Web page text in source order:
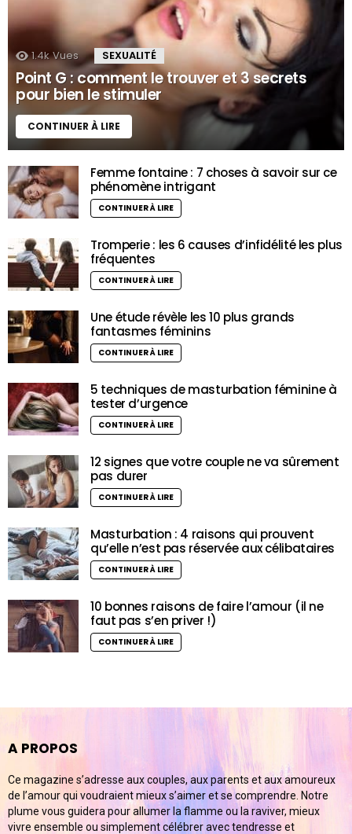
1.4k Vues SEXUALITÉ
Point G : comment le trouver et 3 secrets
pour bien le stimuler
CONTINUER À LIRE
Femme fontaine : 7 choses à savoir sur ce
phénomène intrigant
CONTINUER À LIRE
Tromperie : les 6 causes d’infidélité les plus
fréquentes
CONTINUER À LIRE
Une étude révèle les 10 plus grands
fantasmes féminins
CONTINUER À LIRE
5 techniques de masturbation féminine à
tester d’urgence
CONTINUER À LIRE
12 signes que votre couple ne va sûrement
pas durer
CONTINUER À LIRE
Masturbation : 4 raisons qui prouvent
qu’elle n’est pas réservée aux célibataires
CONTINUER À LIRE
10 bonnes raisons de faire l’amour (il ne
faut pas s’en priver !)
CONTINUER À LIRE
A PROPOS
Ce magazine s’adresse aux couples, aux parents et aux amoureux
de l’amour qui voudraient mieux s’aimer et se comprendre. Notre
plume vous guidera pour allumer la flamme ou la raviver, mieux
vivre ensemble ou simplement célébrer avec tendresse et